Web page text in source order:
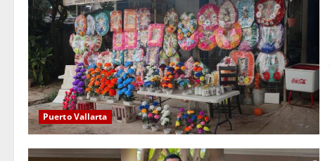
Puerto Vallarta